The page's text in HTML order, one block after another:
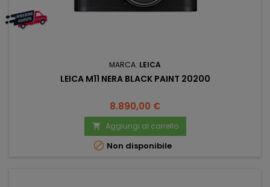
MARCA: LEICA
LEICA M11 NERA BLACK PAINT 20200
Prezzo
8.890,00 €
 Aggiungi al carrello
 Non disponibile